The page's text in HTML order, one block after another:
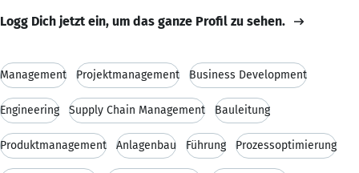
Logg Dich jetzt ein, um das ganze Profil zu sehen.
Management Projektmanagement Business Development
Engineering Supply Chain Management Bauleitung
Produktmanagement Anlagenbau Führung Prozessoptimierung